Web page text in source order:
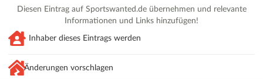
Diesen Eintrag auf Sportswanted.de übernehmen und relevante
Informationen und Links hinzufügen!
Inhaber dieses Eintrags werden
Änderungen vorschlagen